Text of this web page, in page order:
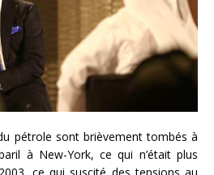
pétrole sont brièvement tombés à
à New-York, ce qui n’était plus